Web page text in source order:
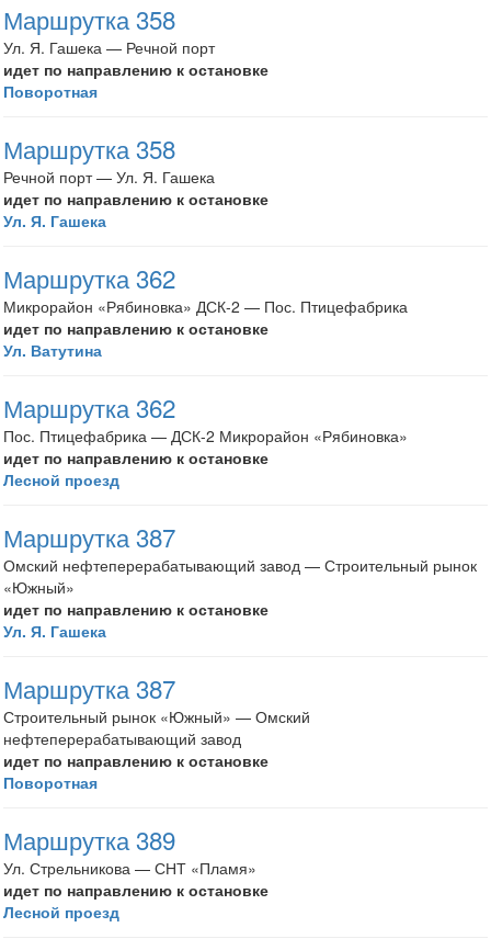
Маршрутка 358
Ул. Я. Гашека — Речной порт
идет по направлению к остановке
Поворотная
Маршрутка 358
Речной порт — Ул. Я. Гашека
идет по направлению к остановке
Ул. Я. Гашека
Маршрутка 362
Микрорайон «Рябиновка» ДСК-2 — Пос. Птицефабрика
идет по направлению к остановке
Ул. Ватутина
Маршрутка 362
Пос. Птицефабрика — ДСК-2 Микрорайон «Рябиновка»
идет по направлению к остановке
Лесной проезд
Маршрутка 387
Омский нефтеперерабатывающий завод — Строительный рынок
«Южный»
идет по направлению к остановке
Ул. Я. Гашека
Маршрутка 387
Строительный рынок «Южный» — Омский
нефтеперерабатывающий завод
идет по направлению к остановке
Поворотная
Маршрутка 389
Ул. Стрельникова — СНТ «Пламя»
идет по направлению к остановке
Лесной проезд